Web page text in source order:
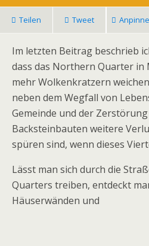
Teilen Tweet
Im letzten Beitrag beschrieb
dass das Northern Quarter in
mehr Wolkenkratzern
neben dem Wegfall von
Gemeinde und der
Backsteinbauten weitere
spüren sind, wenn dieses
Lässt man sich durch die
Quarters treiben, entdeckt
Häuserwänden und